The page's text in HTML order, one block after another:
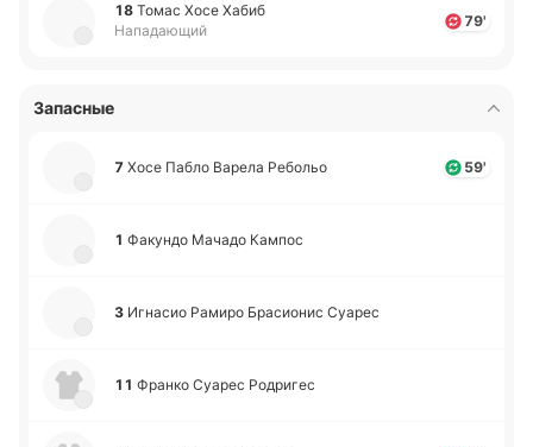
18 Томас Хосе Хабиб
Нападающий
79'
Запасные
7 Хосе Пабло Варела Ре­бо­льо 59'
1 Фа­ку­ндо Мачадо Кампос
3 Игна­сио Рамиро Бра­сио­нис Суарес
11 Франко Суарес Ро­дри­гес